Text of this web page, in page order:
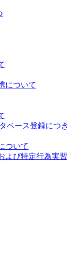
について
ベース登録につき
ついて
よび特定行為実習